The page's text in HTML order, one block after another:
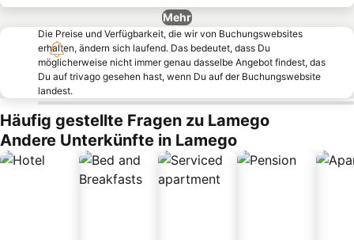
Mehr
Die Preise und Verfügbarkeit, die wir von Buchungswebsites
erhalten, ändern sich laufend. Das bedeutet, dass Du
möglicherweise nicht immer genau dasselbe Angebot findest, das
Du auf trivago gesehen hast, wenn Du auf der Buchungswebsite
landest.
Häufig gestellte Fragen zu Lamego
Andere Unterkünfte in Lamego